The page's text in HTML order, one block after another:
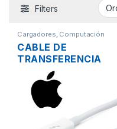
Filters
Cargadores, Computación
CABLE DE
TRANSFERENCIA
MAC APPLE A1410
THUNDERBOLT PARA
MACBOOK DE 2
MTS.